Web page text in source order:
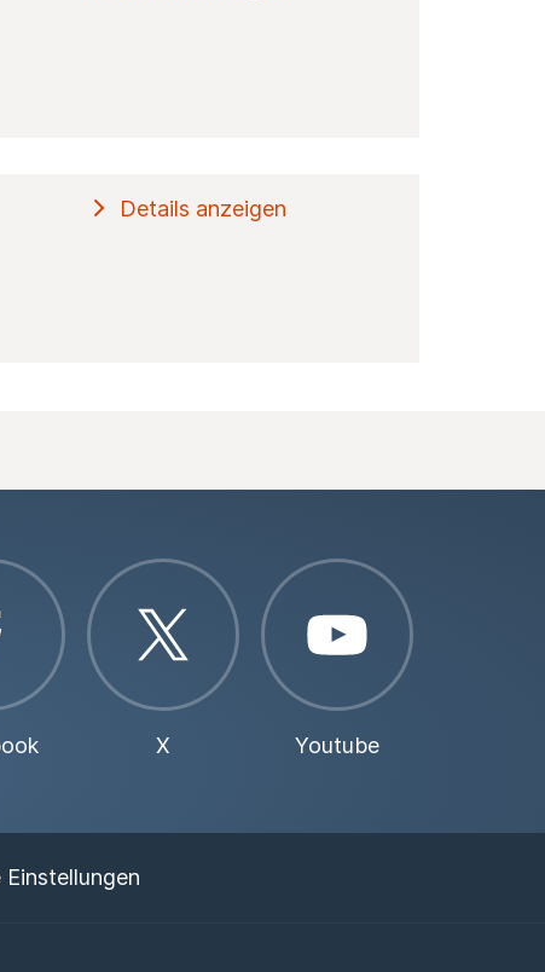
Details anzeigen
X Youtube
Einstellungen